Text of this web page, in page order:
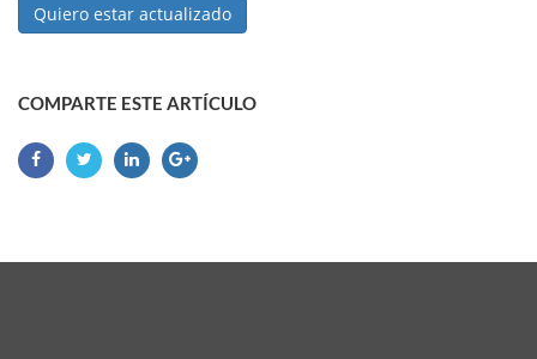
Quiero estar actualizado
COMPARTE ESTE ARTÍCULO